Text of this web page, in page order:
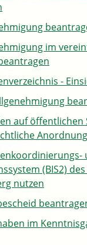
im
-
auf öffentlichen
(BIS2)
nutzen
im